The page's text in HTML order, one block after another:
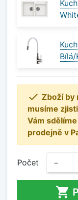
 Zboží by
musíme
Vám
prodejně v
Počet −
